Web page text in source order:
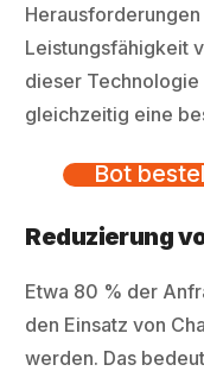
Leistungsfähigkeit
dieser
gleichzeitig eine
Bot
Reduzierung
Etwa 80 % der
den Einsatz von
werden. Das